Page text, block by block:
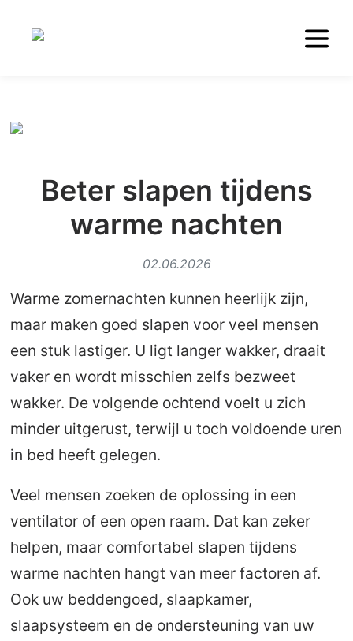
Beter slapen tijdens
warme nachten
02.06.2026
Warme zomernachten kunnen heerlijk zijn,
maar maken goed slapen voor veel mensen
een stuk lastiger. U ligt langer wakker, draait
vaker en wordt misschien zelfs bezweet
wakker. De volgende ochtend voelt u zich
minder uitgerust, terwijl u toch voldoende uren
in bed heeft gelegen.
Veel mensen zoeken de oplossing in een
ventilator of een open raam. Dat kan zeker
helpen, maar comfortabel slapen tijdens
warme nachten hangt van meer factoren af.
Ook uw beddengoed, slaapkamer,
slaapsysteem en de ondersteuning van uw